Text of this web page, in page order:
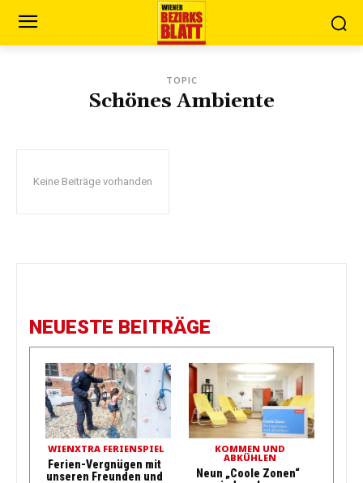
TOPIC
Schönes Ambiente
Keine Beiträge vorhanden
NEUESTE BEITRÄGE
WIENXTRA FERIENSPIEL
Ferien-Vergnügen mit
unseren Freunden und
KOMMEN UND
ABKÜHLEN
Neun „Coole Zonen“